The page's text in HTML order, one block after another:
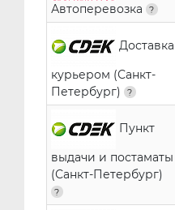
Автоперевозка
Доставка
курьером (Санкт-
Петербург)
Пункт
выдачи и постаматы
(Санкт-Петербург)